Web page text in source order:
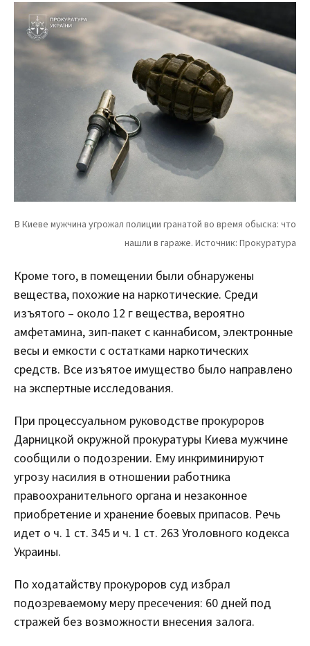
Кроме того, в помещении были обнаружены
вещества, похожие на наркотические. Среди
изъятого – около 12 г вещества, вероятно
амфетамина, зип-пакет с каннабисом, электронные
весы и емкости с остатками наркотических
средств. Все изъятое имущество было направлено
на экспертные исследования.
При процессуальном руководстве прокуроров
Дарницкой окружной прокуратуры Киева мужчине
сообщили о подозрении. Ему инкриминируют
угрозу насилия в отношении работника
правоохранительного органа и незаконное
приобретение и хранение боевых припасов. Речь
идет о ч. 1 ст. 345 и ч. 1 ст. 263 Уголовного кодекса
Украины.
По ходатайству прокуроров суд избрал
подозреваемому меру пресечения: 60 дней под
стражей без возможности внесения залога.